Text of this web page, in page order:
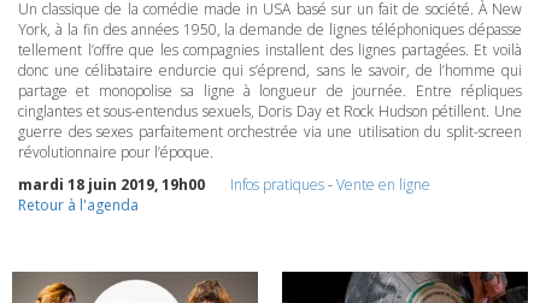
Un classique de la comédie made in USA basé sur un fait de société. À New
York, à la fin des années 1950, la demande de lignes téléphoniques dépasse
tellement l’offre que les compagnies installent des lignes partagées. Et voilà
donc une célibataire endurcie qui s’éprend, sans le savoir, de l’homme qui
partage et monopolise sa ligne à longueur de journée. Entre répliques
cinglantes et sous-entendus sexuels, Doris Day et Rock Hudson pétillent. Une
guerre des sexes parfaitement orchestrée via une utilisation du split-screen
révolutionnaire pour l’époque.
mardi 18 juin 2019, 19h00
Infos pratiques-Vente en ligne
Retour à l'agenda